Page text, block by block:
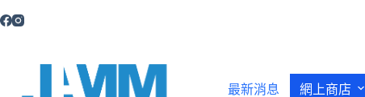
至
最新消息 網上商店